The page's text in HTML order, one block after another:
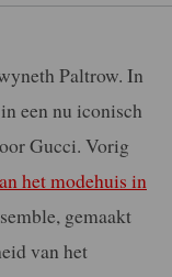
Paltrow. In
een nu iconisch
Gucci. Vorig
het modehuis in
gemaakt
van het